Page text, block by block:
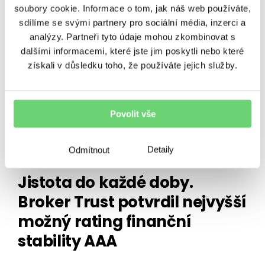
Detaily
soubory cookie. Informace o tom, jak náš web používáte,
sdílíme se svými partnery pro sociální média, inzerci a
analýzy. Partneři tyto údaje mohou zkombinovat s
dalšími informacemi, které jste jim poskytli nebo které
získali v důsledku toho, že používáte jejich služby.
Povolit vše
Odmítnout
zprostředkovatel finančních produktů v ČR. V
pražském…
27. 9. 2024 • 3 minuty čtení
Jistota do každé doby.
Broker Trust potvrdil nejvyšší
možný rating finanční
stability AAA